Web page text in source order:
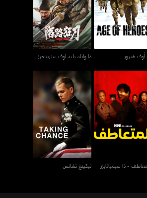
آيج أوف هيروز
أوف هيروز
ذا وايلد بليد اوف سترينجرز
ذا وايلد بليد اوف سترينجرز
- ذا سيمباثايزر
- ذا سيمباثايزر
تيكينغ تشانس
تيكينغ تشانس